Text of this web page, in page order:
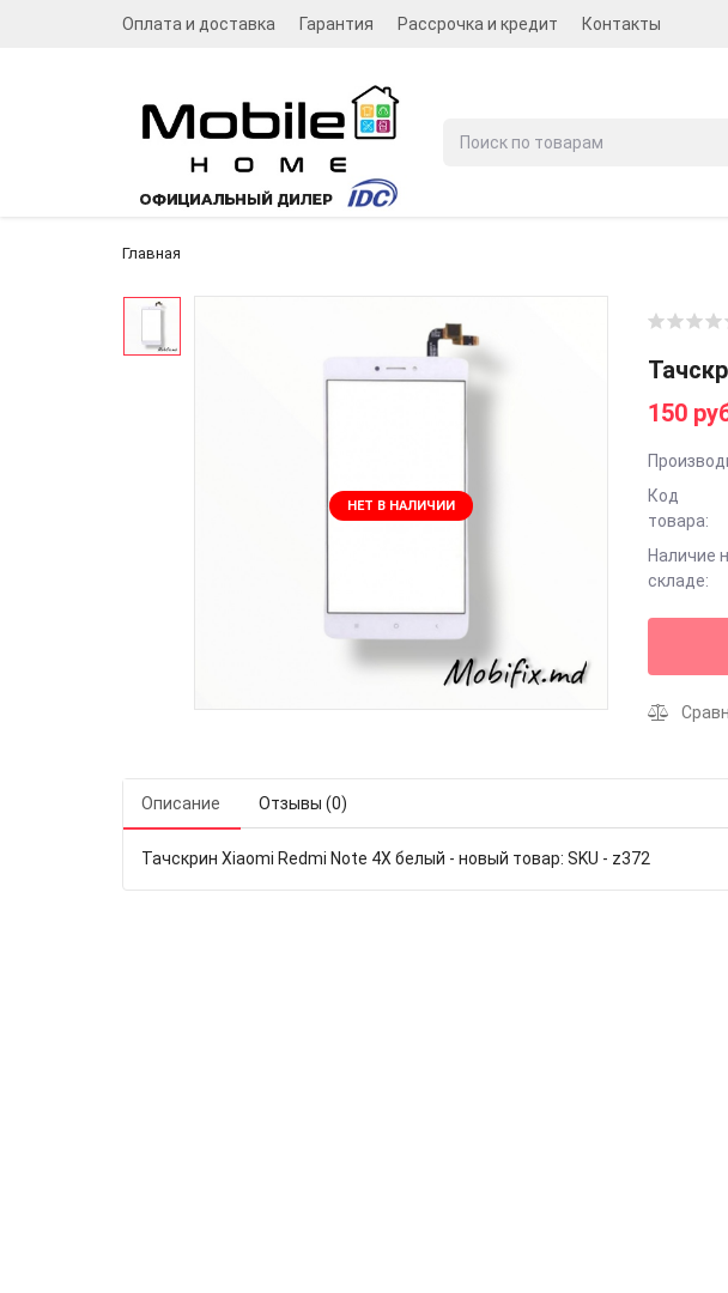
Оплата и доставка Гарантия Рассрочка и кредит Контакты
Главная
НЕТ В НАЛИЧИИ
150
Код
товара:
Наличие
складе:
Описание Отзывы (0)
Тачскрин Xiaomi Redmi Note 4X белый - новый товар: SKU - z372